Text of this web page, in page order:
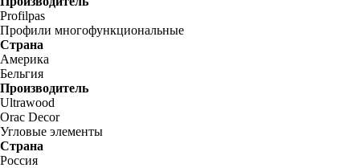
Profilpas
Профили многофункциональные
Страна
Америка
Бельгия
Производитель
Ultrawood
Orac Decor
Угловые элементы
Страна
Россия